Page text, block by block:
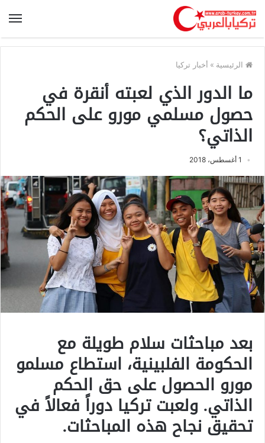
الرئيسية » أخبار تركيا
ما الدور الذي لعبته أنقرة في
حصول مسلمي مورو على الحكم
الذاتي؟
1 أغسطس، 2018
بعد مباحثات سلام طويلة مع
الحكومة الفلبينية، استطاع مسلمو
مورو الحصول على حق الحكم
الذاتي. ولعبت تركيا دوراً فعالاً في
تحقيق نجاح هذه المباحثات.